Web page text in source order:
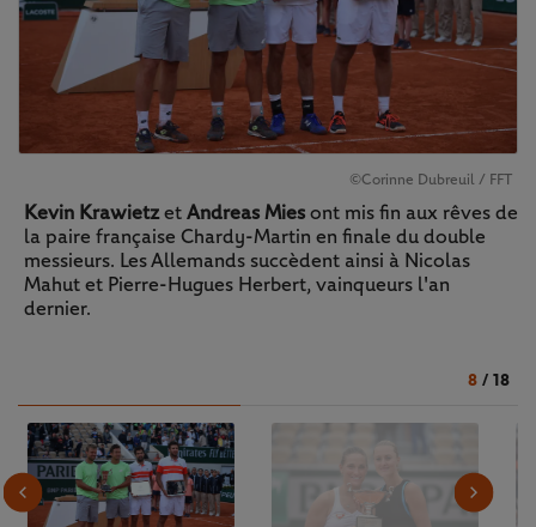
©Corinne Dubreuil / FFT
Kevin Krawietzet Andreas Mies ont mis fin aux rêves de
la paire française Chardy-Martin en finale du double
messieurs. Les Allemands succèdent ainsi à Nicolas
Mahut et Pierre-Hugues Herbert, vainqueurs l'an
dernier.
8 / 18